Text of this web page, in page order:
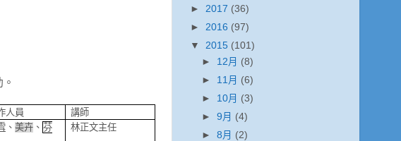
人員
講師
、 美卉、 芬
林正文主任
► 2017 (36)
► 2016 (97)
▼ 2015 (101)
► 12月 (8)
► 11月 (6)
► 10月 (3)
► 9月 (4)
► 8月 (2)